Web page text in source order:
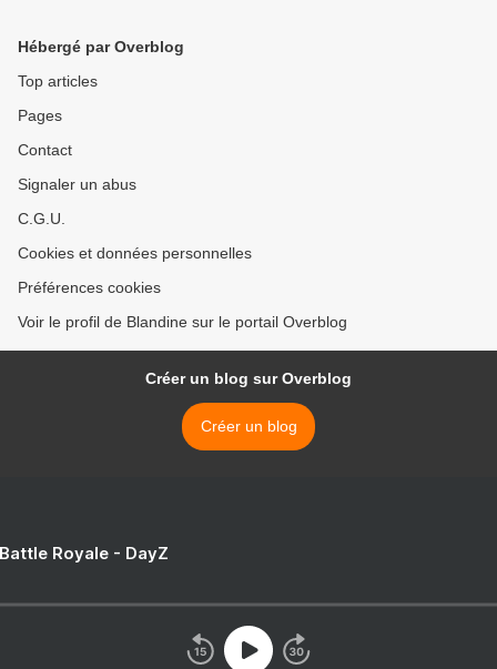
Hébergé par Overblog
Top articles
Pages
Contact
Signaler un abus
C.G.U.
Cookies et données personnelles
Préférences cookies
Voir le profil de Blandine sur le portail Overblog
Créer un blog sur Overblog
Créer un blog
Royale - DayZ